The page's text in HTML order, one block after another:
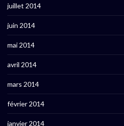
juillet 2014
juin 2014
mai 2014
avril 2014
mars 2014
février 2014
janvier 2014